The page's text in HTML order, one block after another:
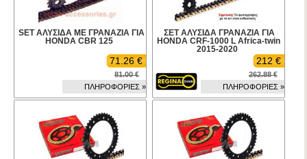
SET ΑΛΥΣΙΔΑ ΜΕ ΓΡΑΝΑΖΙΑ ΓΙΑ
HONDA CBR 125
71.26 €
81.00 €
ΠΛΗΡΟΦΟΡΙΕΣ »
ΣΕΤ ΑΛΥΣΙΔΑ ΓΡΑΝΑΖΙΑ ΓΙΑ
HONDA CRF-1000 L Africa-twin
2015-2020
212 €
262.88 €
ΠΛΗΡΟΦΟΡΙΕΣ »